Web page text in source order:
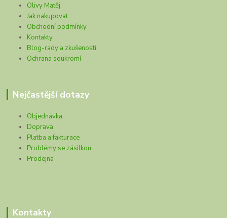
Olivy Matěj
Jak nakupovat
Obchodní podmínky
Kontakty
Blog-rady a zkušenosti
Ochrana soukromí
Nejčastější dotazy
Objednávka
Doprava
Platba a fakturace
Problémy se zásilkou
Prodejna
Kontakty